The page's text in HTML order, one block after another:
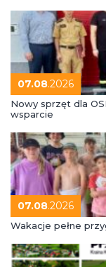
07.08.2026
Nowy sprzęt dla
wsparcie
07.08.2026
Wakacje pełne